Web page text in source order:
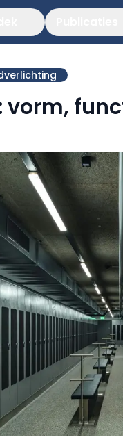
vorm,